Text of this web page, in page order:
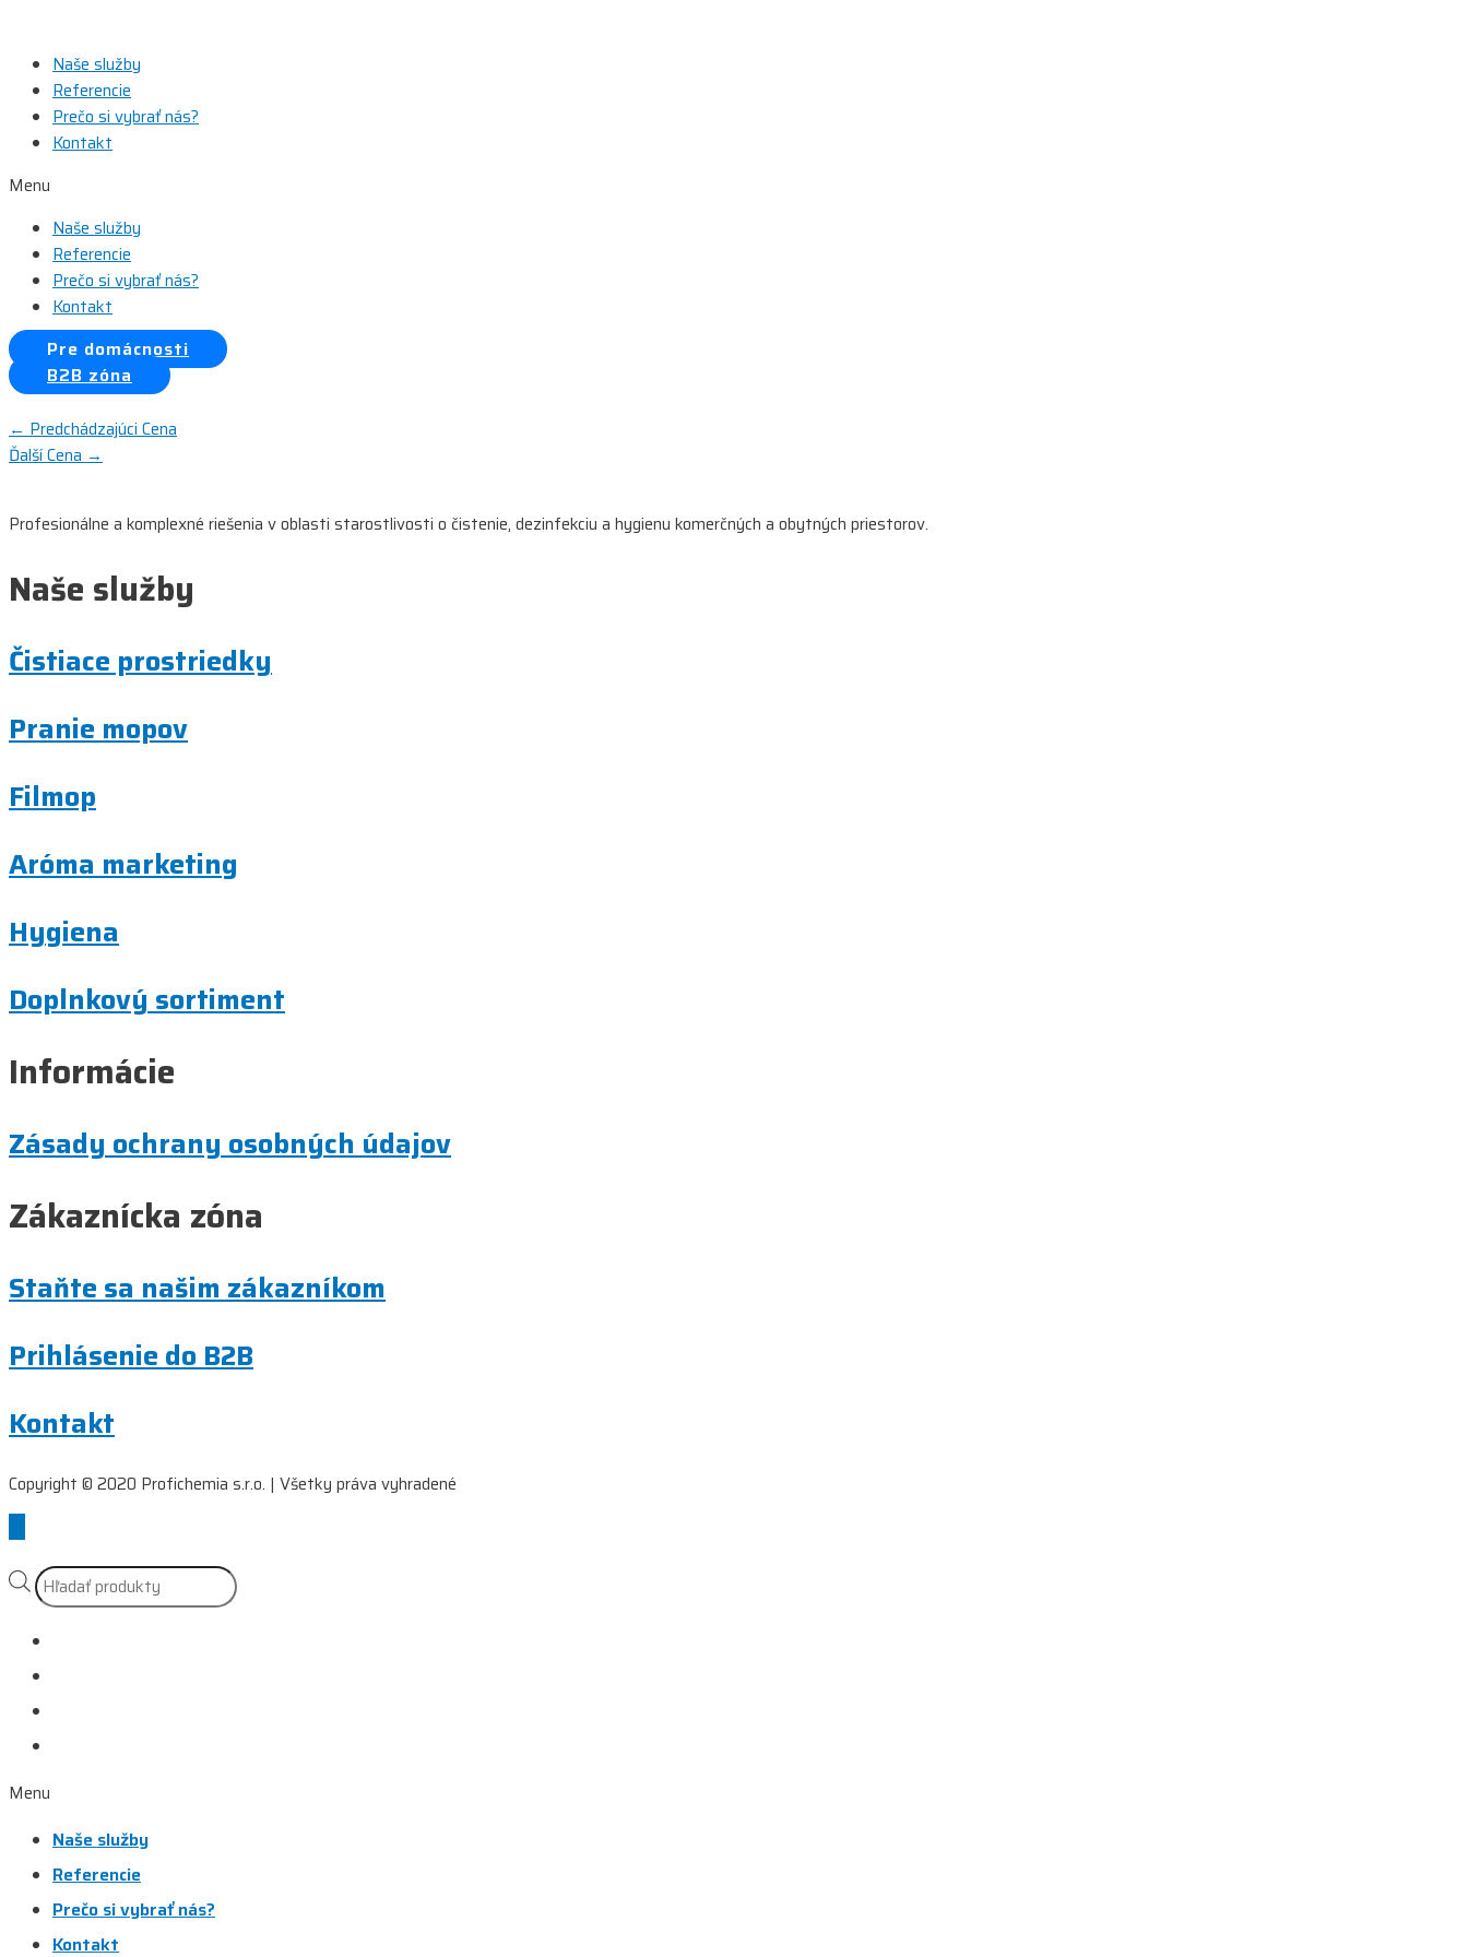
obsah Naše služby
Referencie
Prečo si vybrať nás?
Kontakt
Menu
Naše služby
Referencie
Prečo si vybrať nás?
Kontakt
Pre domácnosti
B2B zóna
Navigácia
článku
←Predchádzajúci Cena
Ďalší Cena→
Profesionálne a komplexné riešenia v oblasti starostlivosti o čistenie, dezinfekciu a hygienu komerčných a obytných priestorov.
Naše služby
Čistiace prostriedky
Pranie mopov
Filmop
Aróma marketing
Hygiena
Doplnkový sortiment
Informácie
Zásady ochrany osobných údajov
Zákaznícka zóna
Staňte sa našim zákazníkom
Prihlásenie do B2B
Kontakt
Copyright © 2020 Profichemia s.r.o. | Všetky práva vyhradené
Top
Products
search
Menu
Naše služby
Referencie
Prečo si vybrať nás?
Kontakt